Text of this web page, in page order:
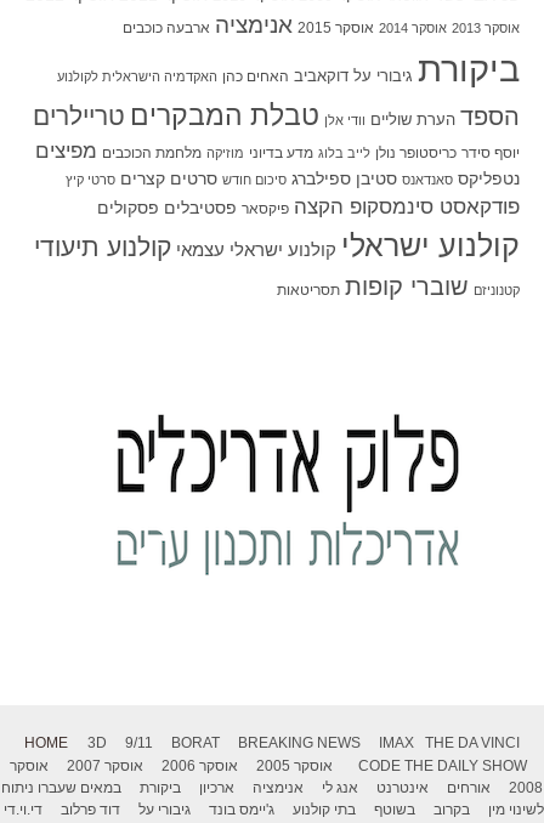
אוסקר 2013 אוסקר 2014 אוסקר 2015 אנימציה ארבעה כוכבים
ביקורת גיבורי על דוקאביב האחים כהן האקדמיה הישראלית לקולנוע
הספד הערת שוליים וודי אלן טבלת המבקרים טריילרים
יוסף סידר כריסטופר נולן לייב בלוג מדע בדיוני מוזיקה מלחמת הכוכבים מפיצים
נטפליקס סאנדאנס סטיבן ספילברג סיכום חודש סרטים קצרים סרטי קיץ
פודקאסט סינמסקופ הקצה פיקסאר פסטיבלים פסקולים
קולנוע ישראלי קולנוע ישראלי עצמאי קולנוע תיעודי
קטנוניזם שוברי קופות תסריטאות
HOME 3D 9/11 BORAT BREAKING NEWS IMAX
THE DA VINCI
CODE THE DAILY SHOW אוסקר 2005 אוסקר 2006 אוסקר 2007
אוסקר
2008
אורחים אינטרנט אנג לי אנימציה ארכיון ביקורת
במאים שעברו ניתוח
לשינוי מין
בקרוב בשוטף בתי קולנוע ג'יימס בונד גיבורי על דוד פרלוב די.וי.די